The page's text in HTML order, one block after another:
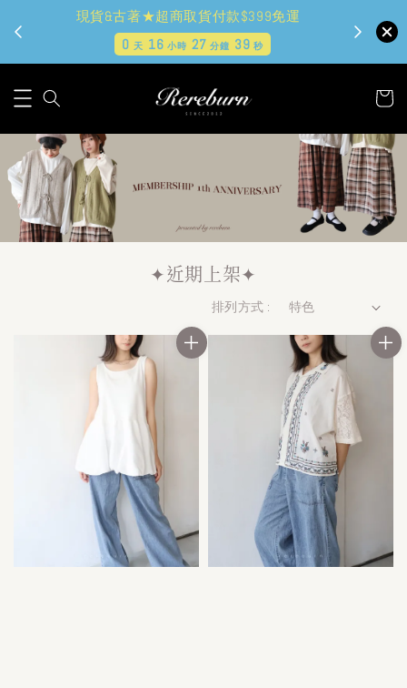
現貨&古著★超商取貨付款$399免運
0 天 16 小時 27 分鐘 37秒
✦近期上架✦
排列方式 :